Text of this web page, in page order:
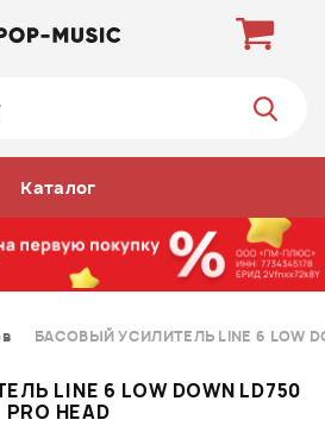
Каталог
БАСОВЫЙ УСИЛИТЕЛЬ LINE 6 LOW
LINE 6 LOW DOWN LD750
PRO HEAD